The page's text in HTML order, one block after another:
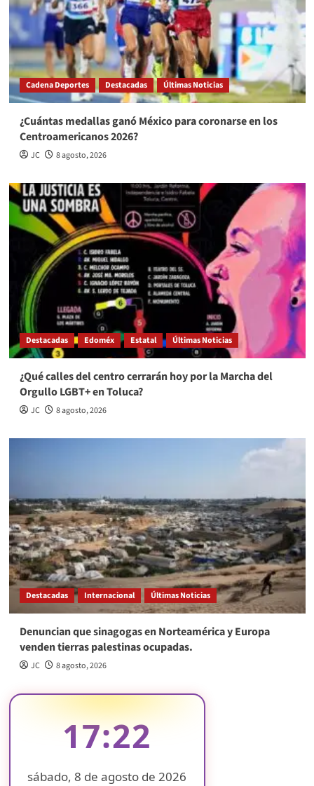
Cadena Deportes Destacadas Últimas Noticias
¿Cuántas medallas ganó México para coronarse en los
Centroamericanos 2026?
JC 8 agosto, 2026
Destacadas Edoméx Estatal Últimas Noticias
¿Qué calles del centro cerrarán hoy por la Marcha del
Orgullo LGBT+ en Toluca?
JC 8 agosto, 2026
Destacadas Internacional Últimas Noticias
Denuncian que sinagogas en Norteamérica y Europa
venden tierras palestinas ocupadas.
JC 8 agosto, 2026
17:22
sábado, 8 de agosto de 2026